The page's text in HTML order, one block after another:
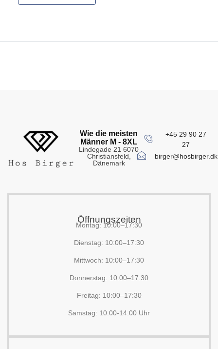
Wie die meisten
Männer M - 8XL
Lindegade 21 6070
Christiansfeld,
Dänemark
+45 29 90 27
27
birger@hosbirger.dk
Öffnungszeiten
Montag: 10:00–17:30
Dienstag: 10:00–17:30
Mittwoch: 10:00–17:30
Donnerstag: 10:00–17:30
Freitag: 10:00–17:30
Samstag: 10.00-14.00 Uhr